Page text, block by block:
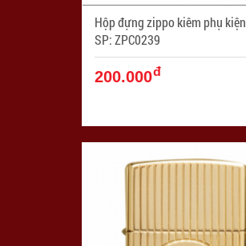
Hộp đựng zippo kiêm phụ kiện - Mã
SP: ZPC0239
200.000đ